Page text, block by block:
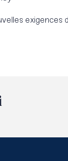
exigences